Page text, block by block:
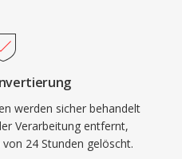
Receivern,
Boxen gewährleistet
auf einer
an
werden sicher behandelt
Verarbeitung entfernt,
24 Stunden gelöscht.